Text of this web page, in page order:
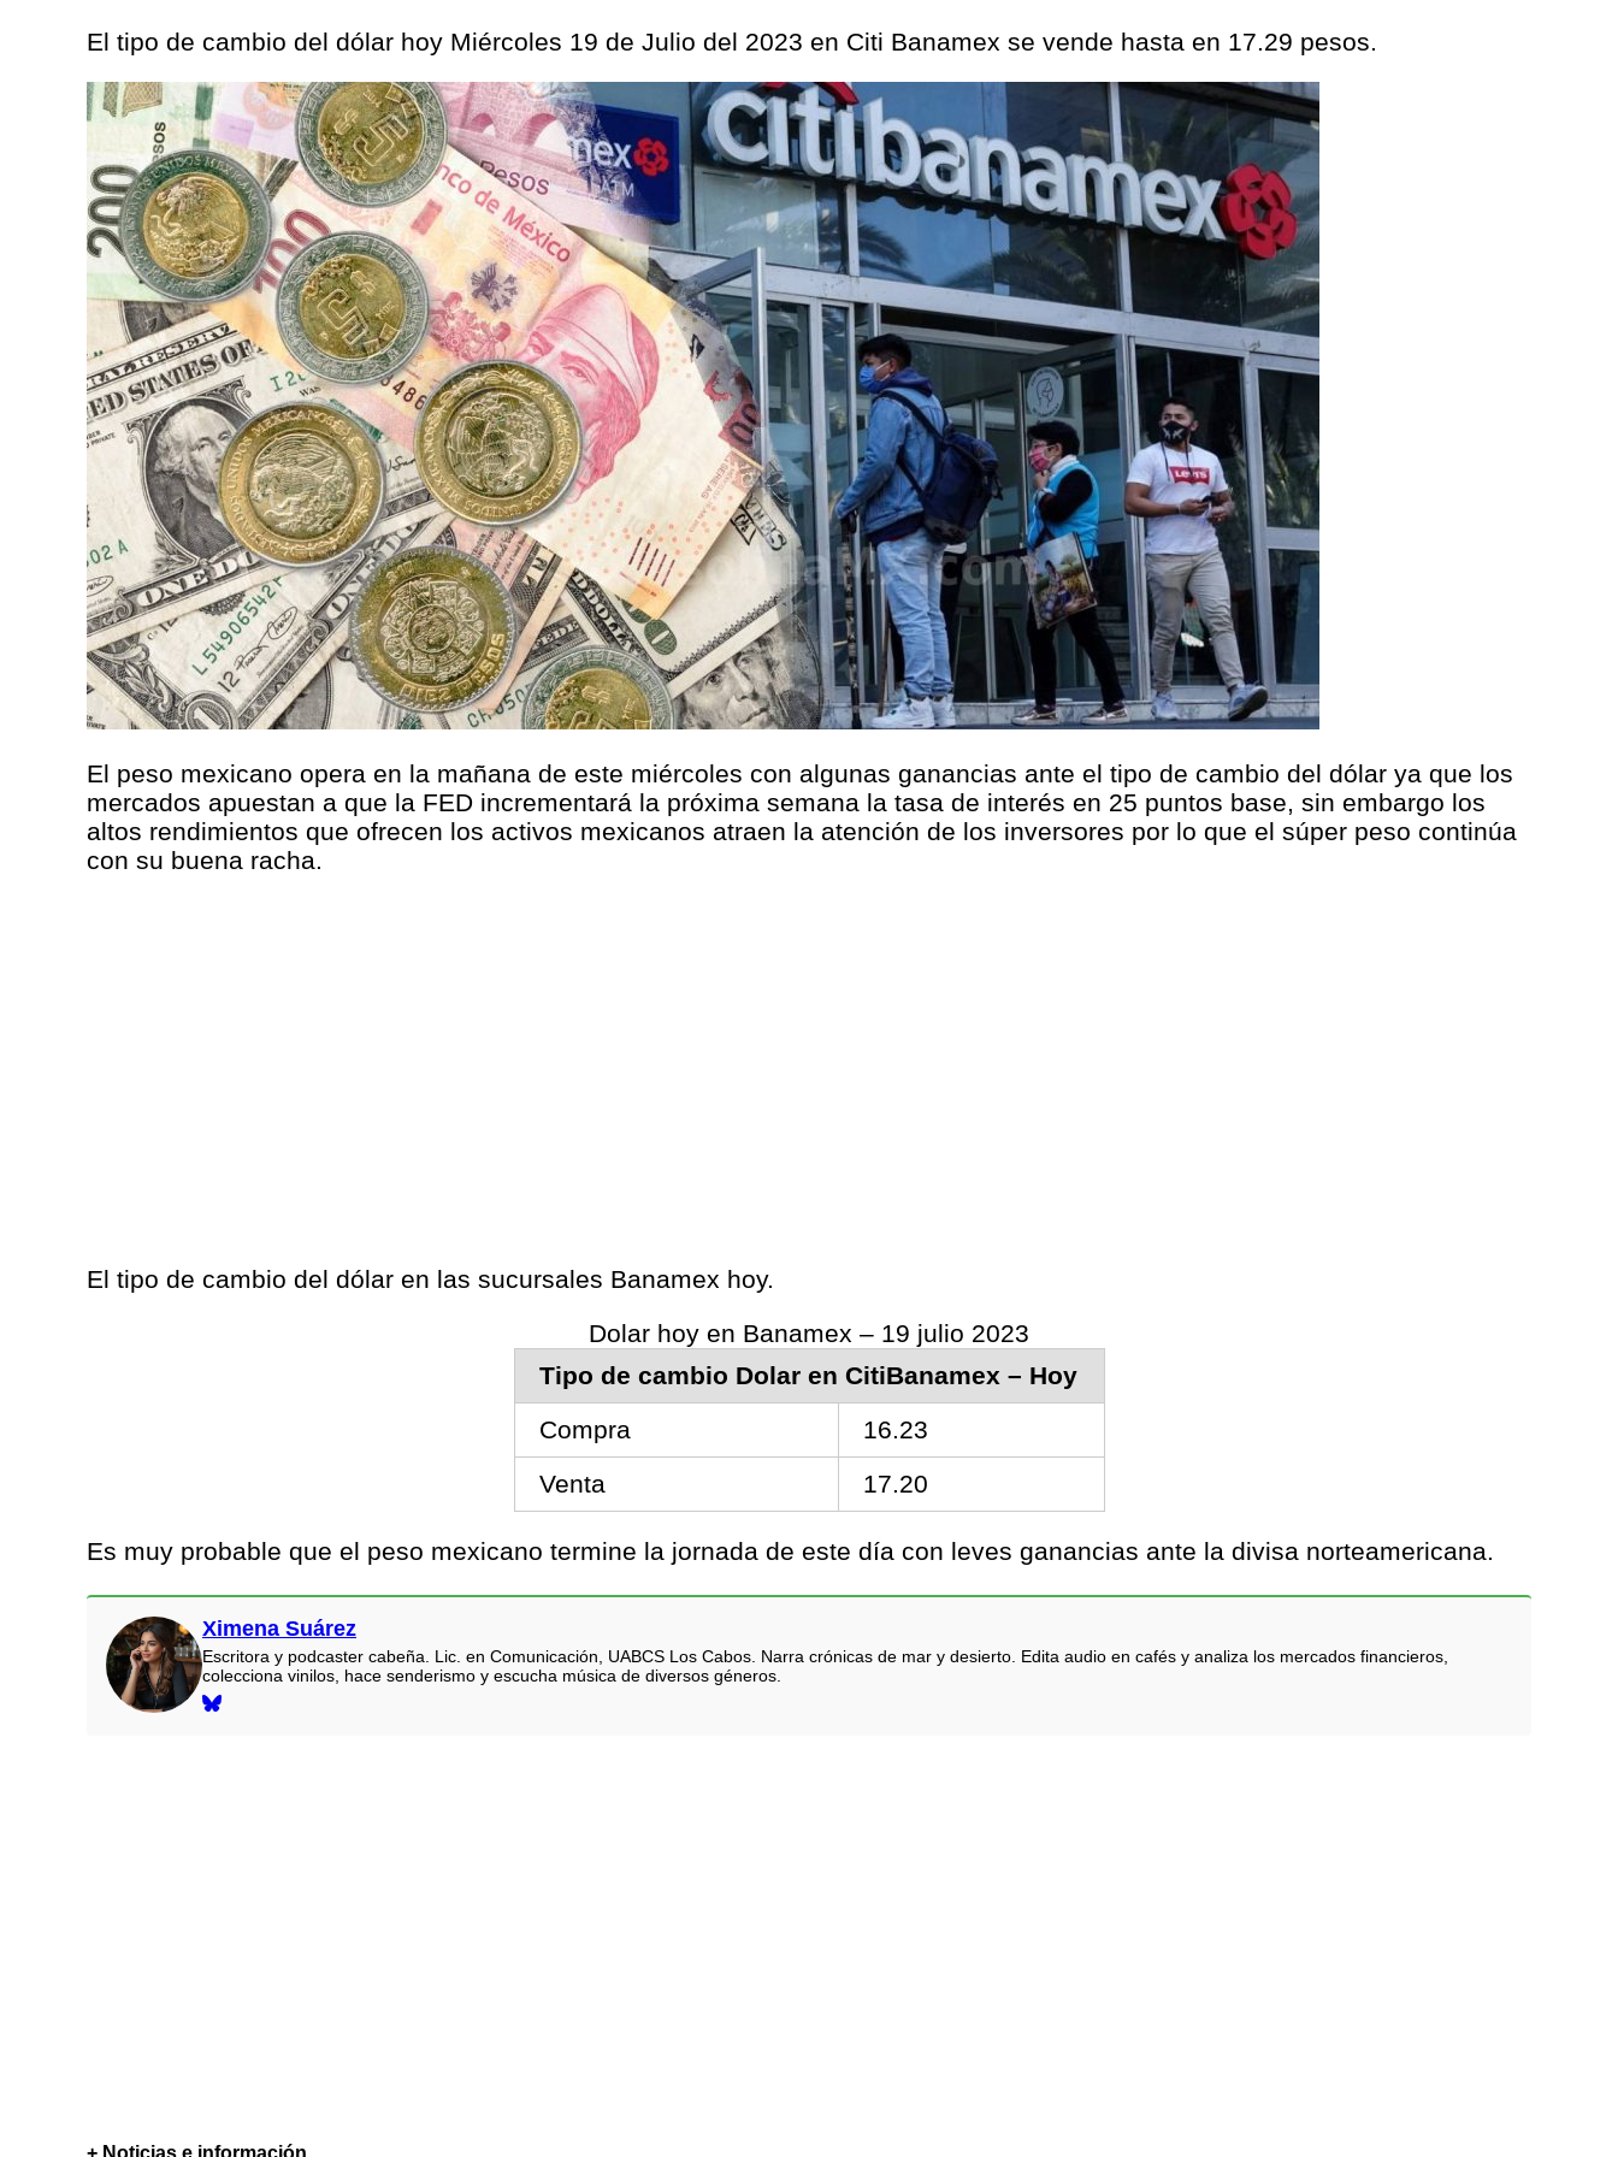
El tipo de cambio del dólar hoy Miércoles 19 de Julio del 2023 en Citi Banamex se vende hasta en 17.29 pesos.
El peso mexicano opera en la mañana de este miércoles con algunas ganancias ante el tipo de cambio del dólar ya que los
mercados apuestan a que la FED incrementará la próxima semana la tasa de interés en 25 puntos base, sin embargo los
altos rendimientos que ofrecen los activos mexicanos atraen la atención de los inversores por lo que el súper peso continúa
con su buena racha.
El tipo de cambio del dólar en las sucursales Banamex hoy.
Dolar hoy en Banamex – 19 julio 2023
Tipo de cambio Dolar en CitiBanamex – Hoy
Compra
16.23
Venta
17.20
Es muy probable que el peso mexicano termine la jornada de este día con leves ganancias ante la divisa norteamericana.
Ximena Suárez
Escritora y podcaster cabeña. Lic. en Comunicación, UABCS Los Cabos. Narra crónicas de mar y desierto. Edita audio en cafés y analiza los mercados financieros,
colecciona vinilos, hace senderismo y escucha música de diversos géneros.
+ Noticias e información